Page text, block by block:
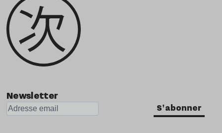
Newsletter
S'abonner